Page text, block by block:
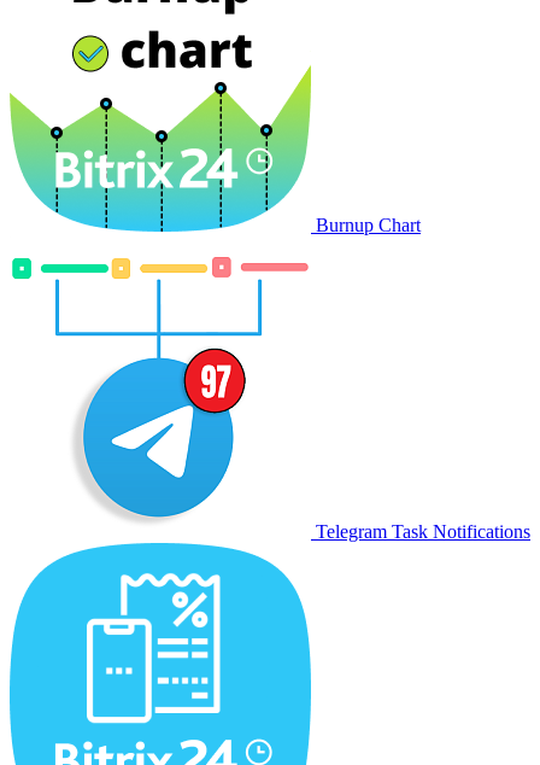
Burnup Chart
Telegram Task Notifications